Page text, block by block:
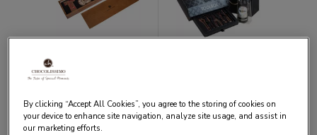
By clicking “Accept All Cookies”, you agree to the storing of cookies on
your device to enhance site navigation, analyze site usage, and assist in
our marketing efforts.